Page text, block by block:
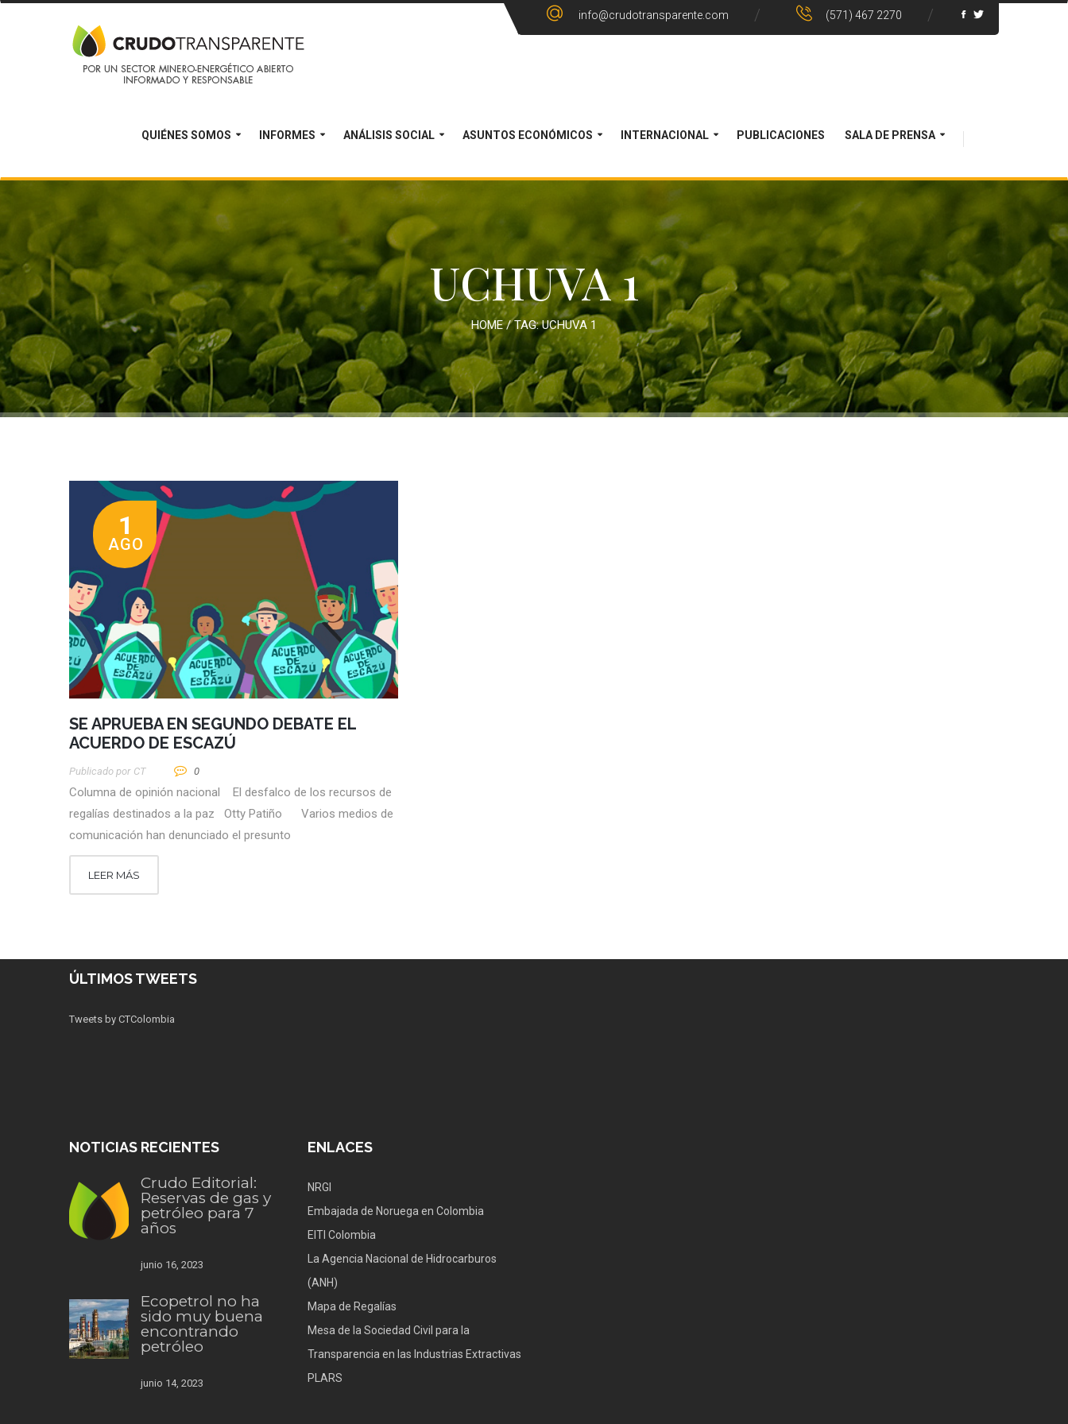
info@crudotransparente.com (571) 467 2270
QUIÉNES SOMOS INFORMES ANÁLISIS SOCIAL ASUNTOS ECONÓMICOS INTERNACIONAL PUBLICACIONES SALA DE PRENSA
UCHUVA 1
HOME/ TAG:UCHUVA 1
1
AGO
SE APRUEBA EN SEGUNDO DEBATE EL
ACUERDO DE ESCAZÚ
Publicado por CT 0
Columna de opinión nacional El desfalco de los recursos de
regalías destinados a la paz Otty Patiño Varios medios de
comunicación han denunciado el presunto
LEER MÁS
ÚLTIMOS TWEETS
Tweets by CTColombia
NOTICIAS RECIENTES
Crudo Editorial:
Reservas de gas y
petróleo para 7
años
junio 16, 2023
Ecopetrol no ha
sido muy buena
encontrando
petróleo
junio 14, 2023
ENLACES
NRGI
Embajada de Noruega en Colombia
EITI Colombia
La Agencia Nacional de Hidrocarburos
(ANH)
Mapa de Regalías
Mesa de la Sociedad Civil para la
Transparencia en las Industrias Extractivas
PLARS